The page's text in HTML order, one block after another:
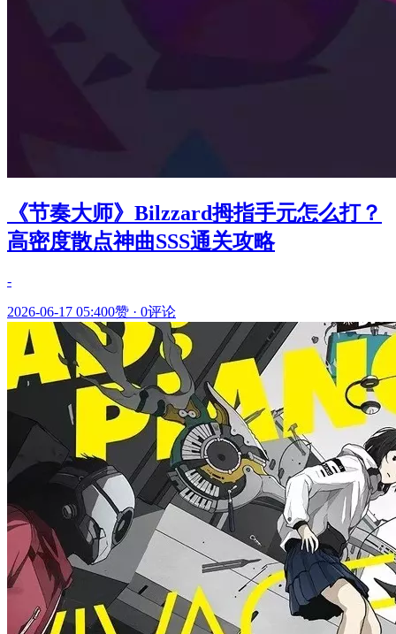
《节奏大师》Bilzzard拇指手元怎么打？
高密度散点神曲SSS通关攻略
-
2026-06-17 05:400赞 · 0评论